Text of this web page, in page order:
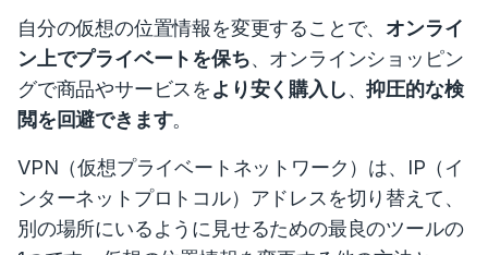
自分の仮想の位置情報を変更することで、 オンライ
ン上でプライベートを保ち、オンラインショッピン
グで商品やサービスをより安く購入し、抑圧的な検
閲を回避できます。
VPN（仮想プライベートネットワーク）は、IP（イ
ンターネットプロトコル）アドレスを切り替えて、
別の場所にいるように見せるための最良のツールの